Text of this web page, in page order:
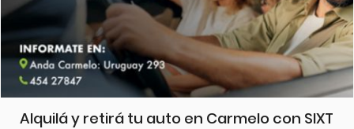
Alquilá y retirá tu auto en Carmelo con SIXT